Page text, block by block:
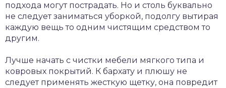
подхода могут пострадать. Но и столь буквально
не следует заниматься уборкой, подолгу вытирая
каждую вещь то одним чистящим средством то
другим.
Лучше начать с чистки мебели мягкого типа и
ковровых покрытий. К бархату и плюшу не
следует применять жесткую щетку, она повредит